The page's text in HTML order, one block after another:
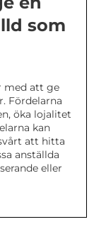
som
med att ge
Fördelarna
öka lojalitet
kan
att hitta
anställda
eller